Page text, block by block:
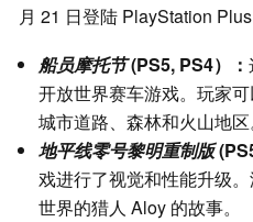
月 21 日登陆 PlayStation
船员摩托节(PS5, PS4）：
开放世界赛车游戏。玩家
城市道路、森林和火山地区
地平线零号黎明重制版
戏进行了视觉和性能升级
世界的猎人 Aloy 的故事。